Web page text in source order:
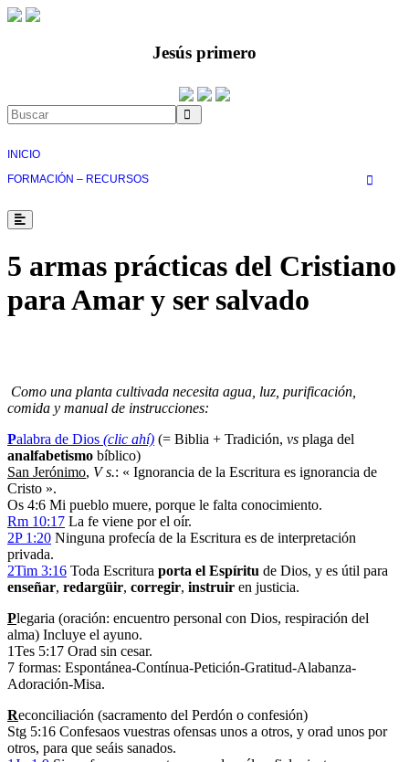
Jesús primero
INICIO
FORMACIÓN – RECURSOS
5 armas prácticas del Cristiano
para Amar y ser salvado
Como una planta cultivada necesita agua, luz, purificación,
comida y manual de instrucciones:
Palabra de Dios (clic ahí) (= Biblia + Tradición, vs plaga del
analfabetismo bíblico)
San Jerónimo, V s.: « Ignorancia de la Escritura es ignorancia de
Cristo ».
Os 4:6 Mi pueblo muere, porque le falta conocimiento.
Rm 10:17 La fe viene por el oír.
2P 1:20 Ninguna profecía de la Escritura es de interpretación
privada.
2Tim 3:16 Toda Escritura porta el Espíritu de Dios, y es útil para
enseñar, redargüir, corregir, instruir en justicia.
Plegaria (oración: encuentro personal con Dios, respiración del
alma) Incluye el ayuno.
1Tes 5:17 Orad sin cesar.
7 formas: Espontánea-Contínua-Petición-Gratitud-Alabanza-
Adoración-Misa.
Reconciliación (sacramento del Perdón o confesión)
Stg 5:16 Confesaos vuestras ofensas unos a otros, y orad unos por
otros, para que seáis sanados.